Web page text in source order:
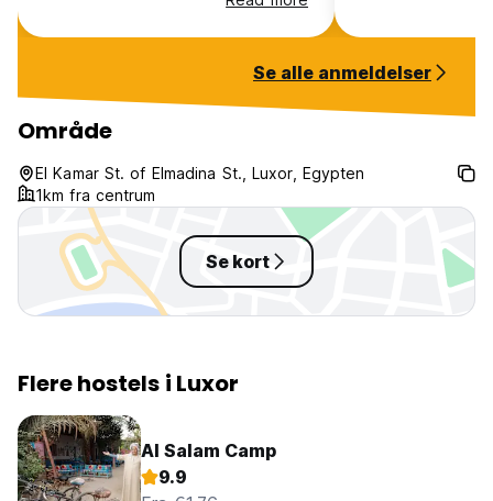
and early in the morning. As a solo
female traveler,it was very
of their conversations,while being
the only guest at that time. I left
as soon as I could.
Also more toilet
reception were
Se alle anmeldelser
Område
El Kamar St. of Elmadina St., Luxor, Egypten
1km fra centrum
Se kort
Flere hostels i Luxor
Al Salam Camp
9.9